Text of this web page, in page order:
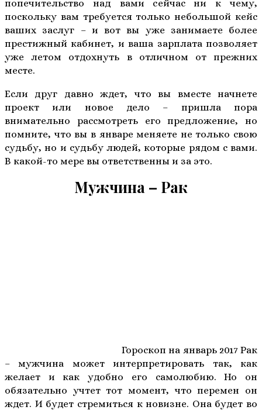
попечительство над вами сейчас ни к чему,
поскольку вам требуется только небольшой кейс
ваших заслуг – и вот вы уже занимаете более
престижный кабинет, и ваша зарплата позволяет
уже летом отдохнуть в отличном от прежних
месте.
Если друг давно ждет, что вы вместе начнете
проект или новое дело – пришла пора
внимательно рассмотреть его предложение, но
помните, что вы в январе меняете не только свою
судьбу, но и судьбу людей, которые рядом с вами.
В какой-то мере вы ответственны и за это.
Мужчина – Рак
Гороскоп на январь 2017 Рак
– мужчина может интерпретировать так, как
желает и как удобно его самолюбию. Но он
обязательно учтет тот момент, что перемен он
ждет. И будет стремиться к новизне. Она будет во